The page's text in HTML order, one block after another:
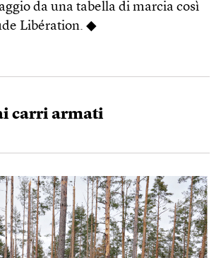
da una tabella di marcia così
Libération. ◆
carri armati